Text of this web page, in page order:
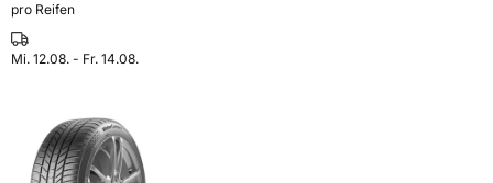
pro Reifen
Mi. 12.08. - Fr. 14.08.